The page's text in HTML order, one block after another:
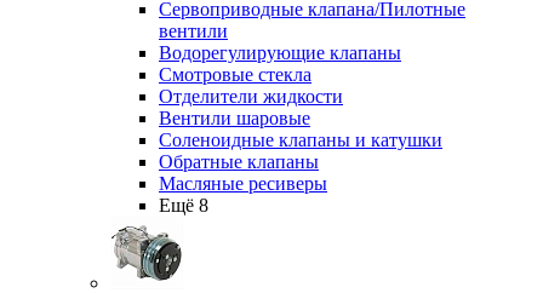
Сервоприводные клапана/Пилотные
вентили
Водорегулирующие клапаны
Смотровые стекла
Отделители жидкости
Вентили шаровые
Соленоидные клапаны и катушки
Обратные клапаны
Масляные ресиверы
Ещё 8